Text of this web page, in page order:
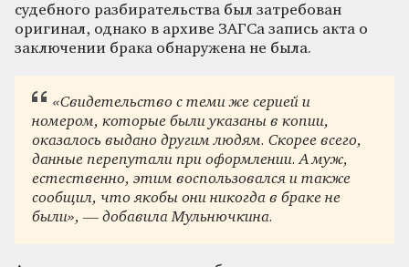
судебного разбирательства был затребован
оригинал, однако в архиве ЗАГСа запись акта о
заключении брака обнаружена не была.
«Свидетельство с теми же серией и
номером, которые были указаны в копии,
оказалось выдано другим людям. Скорее всего,
данные перепутали при оформлении. А муж,
естественно, этим воспользовался и также
сообщил, что якобы они никогда в браке не
были», — добавила Мульнючкина.